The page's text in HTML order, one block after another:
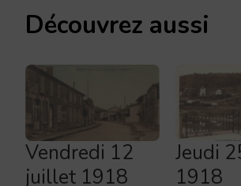
Découvrez aussi
Vendredi 12
juillet 1918
Jeudi
1918